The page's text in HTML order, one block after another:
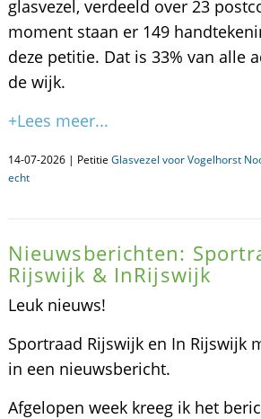
glasvezel, verdeeld over 23
moment staan er 149
deze petitie. Dat is 33% van alle
de wijk.
+Lees meer...
14-07-2026 | Petitie Glasvezel voor Vogelhorst
echt
Nieuwsberichten:
Rijswijk & InRijswijk
Leuk nieuws!
Sportraad Rijswijk en In Rijswijk
in een nieuwsbericht.
Afgelopen week kreeg ik het